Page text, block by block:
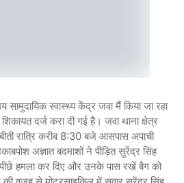
स्वास्थ्य केंद्र जवा मैं किया जा रहा
दर्ज करा दी गई है। जवा थाना क्षेत्र
रात्रि करीब 8:30 बजे आसपास अपाची
अज्ञात बदमाशों ने पीड़ित सुरेंद्र सिंह
पीछे हमला कर दिए और उनके पास रखें बैग को